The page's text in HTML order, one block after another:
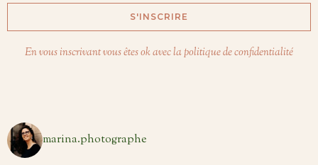
S'INSCRIRE
En vous inscrivant vous êtes ok avec la politique de confidentialité
marina.photographe